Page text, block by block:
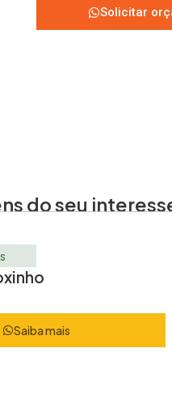
Solicitar
do seu
Saiba mais